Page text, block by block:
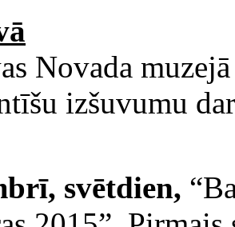
Novada
izšuvumu
svētdien,